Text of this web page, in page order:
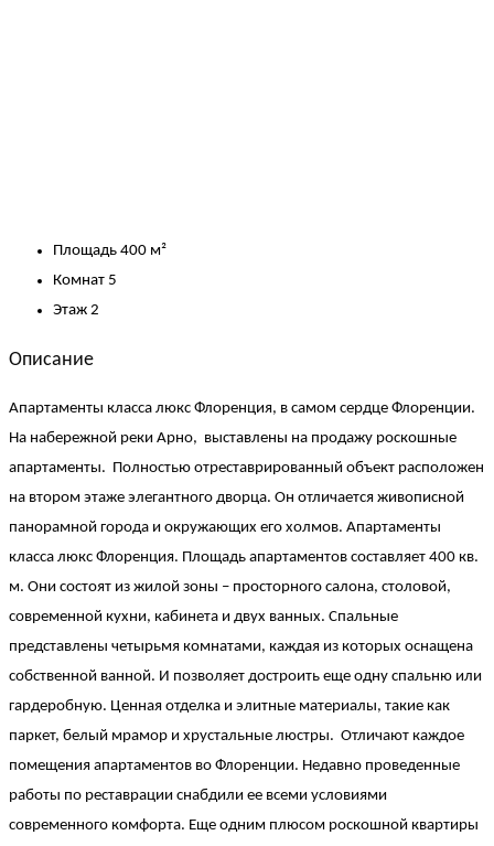
Площадь 400 м²
Комнат 5
Этаж 2
Описание
Апартаменты класса люкс Флоренция, в самом сердце Флоренции.
На набережной реки Арно, выставлены на продажу роскошные
апартаменты. Полностью отреставрированный объект расположен
на втором этаже элегантного дворца. Он отличается живописной
панорамной города и окружающих его холмов. Апартаменты
класса люкс Флоренция. Площадь апартаментов составляет 400 кв.
м. Они состоят из жилой зоны – просторного салона, столовой,
современной кухни, кабинета и двух ванных. Спальные
представлены четырьмя комнатами, каждая из которых оснащена
собственной ванной. И позволяет достроить еще одну спальню или
гардеробную. Ценная отделка и элитные материалы, такие как
паркет, белый мрамор и хрустальные люстры. Отличают каждое
помещения апартаментов во Флоренции. Недавно проведенные
работы по реставрации снабдили ее всеми условиями
современного комфорта. Еще одним плюсом роскошной квартиры